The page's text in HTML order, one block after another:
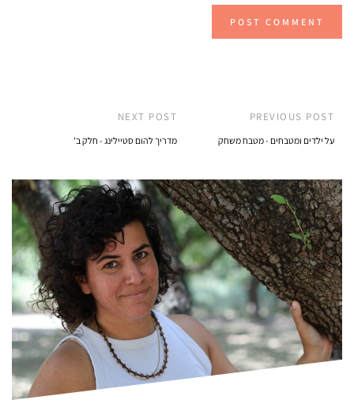
PREVIOUS POST
על ילדים ומטבחים - מטבח משחק
NEXT POST
מדריך להום סטיילינג - חלק ב'